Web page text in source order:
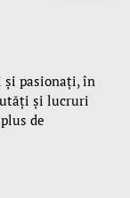
şi pasionaţi, în
şi lucruri
de